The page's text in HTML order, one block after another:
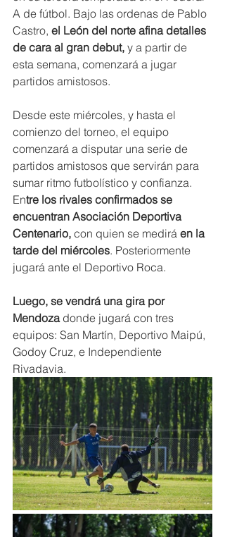
A de fútbol. Bajo las ordenas de Pablo
Castro, el León del norte afina detalles
de cara al gran debut, y a partir de
esta semana, comenzará a jugar
partidos amistosos.
Desde este miércoles, y hasta el
comienzo del torneo, el equipo
comenzará a disputar una serie de
partidos amistosos que servirán para
sumar ritmo futbolístico y confianza.
Entre los rivales confirmados se
encuentran Asociación Deportiva
Centenario, con quien se medirá en la
tarde del miércoles. Posteriormente
jugará ante el Deportivo Roca.
Luego, se vendrá una gira por
Mendoza donde jugará con tres
equipos: San Martín, Deportivo Maipú,
Godoy Cruz, e Independiente
Rivadavia.